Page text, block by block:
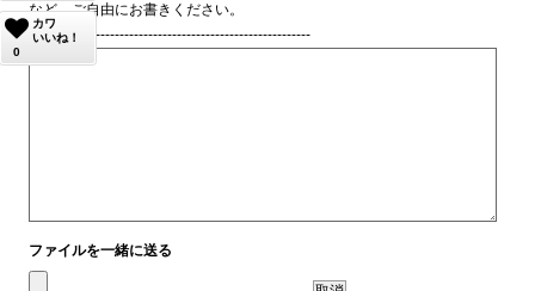
カワ
いいね！
0
など、ご自由にお書きください。
-----------------------------------------------------------
ファイルを一緒に送る